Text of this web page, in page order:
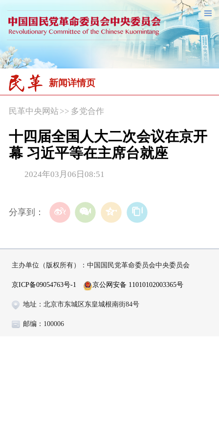
新闻详情页
民革中央网站>> 多党合作
十四届全国人大二次会议在京开
幕 习近平等在主席台就座
2024年03月06日08:51
分享到：
主办单位（版权所有）：中国国民党革命委员会中央委员会
京ICP备09054763号-1 京公网安备 11010102003365号
地址：北京市东城区东皇城根南街84号
邮编：100006